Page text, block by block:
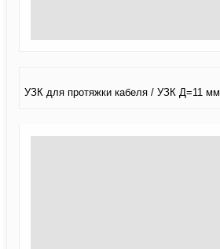
УЗК для протяжки кабеля / УЗК Д=11 мм